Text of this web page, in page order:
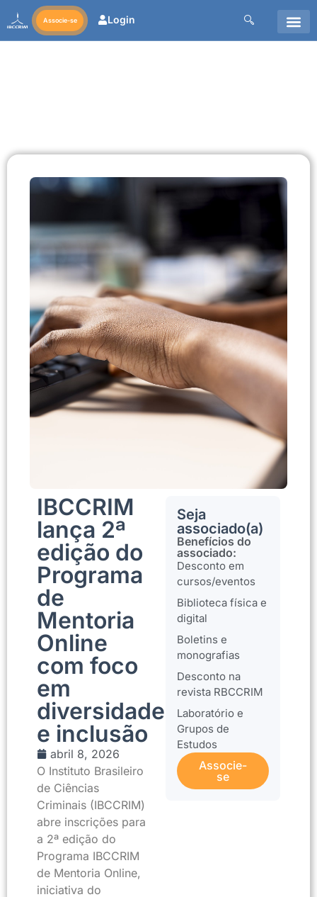
Associe-se Login
IBCCRIM
lança 2ª
edição do
Programa
de
Mentoria
Online
com foco
em
diversidade
e inclusão
abril 8, 2026
O Instituto Brasileiro
de Ciências
Criminais (IBCCRIM)
abre inscrições para
a 2ª edição do
Programa IBCCRIM
de Mentoria Online,
iniciativa do
Seja
associado(a)
Benefícios do
associado:
Desconto em
cursos/eventos
Biblioteca física e
digital
Boletins e
monografias
Desconto na
revista RBCCRIM
Laboratório e
Grupos de
Estudos
Associe-
se